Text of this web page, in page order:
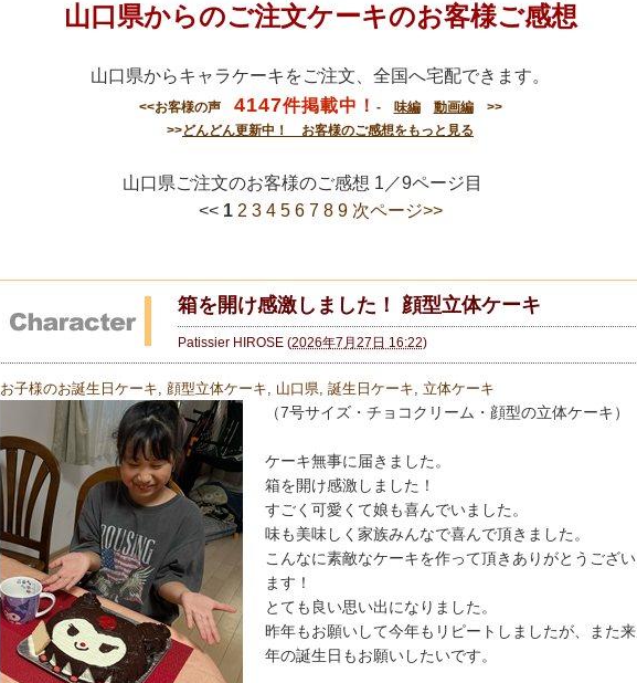
山口県からのご注文ケーキのお客様ご感想
山口県からキャラケーキをご注文、全国へ宅配できます。
<<お客様の声 4147件掲載中！ - 味編 動画編>>
>>どんどん更新中！ お客様のご感想をもっと見る
山口県ご注文のお客様のご感想 1／9ページ目
<< 1 2 3 4 5 6 7 8 9 次ページ>>
箱を開け感激しました！ 顔型立体ケーキ
Patissier HIROSE(2026年7月27日 16:22)
お子様のお誕生日ケーキ 顔型立体ケーキ 山口県, 誕生日ケーキ 立体ケーキ
（7号サイズ・チョコクリーム・顔型の立体ケーキ）
ケーキ無事に届きました。
箱を開け感激しました！
すごく可愛くて娘も喜んでいました。
味も美味しく家族みんなで喜んで頂きました。
こんなに素敵なケーキを作って頂きありがとうござい
ます！
とても良い思い出になりました。
昨年もお願いして今年もリピートしましたが、
また来
年の誕生日もお願いしたいです。